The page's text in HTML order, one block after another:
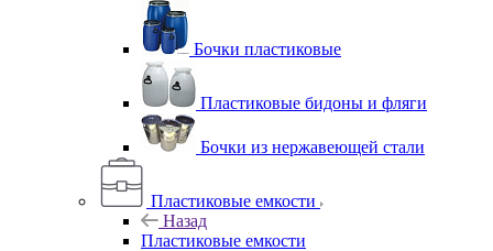
Бочки пластиковые
Пластиковые бидоны и фляги
Бочки из нержавеющей стали
Пластиковые емкости
Назад
Пластиковые емкости